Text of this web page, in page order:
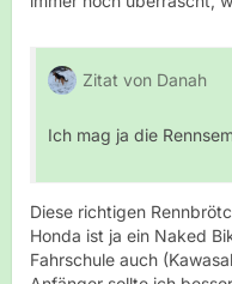
Zitat von Danah
Ich mag ja die
Diese richtigen
Honda ist ja ein Naked
Fahrschule auch